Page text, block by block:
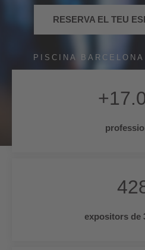
RESERVA EL TEU
PISCINA
+
expositors de